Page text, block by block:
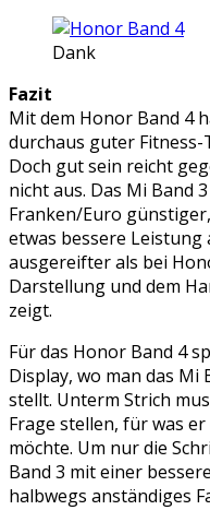
Dank
Fazit
Mit dem Honor Band 4
durchaus guter
Doch gut sein reicht
nicht aus. Das Mi Band
Franken/Euro
etwas bessere Leistung
ausgereifter als bei
Darstellung und dem
zeigt.
Für das Honor Band 4
Display, wo man das Mi
stellt. Unterm Strich
Frage stellen, für was
möchte. Um nur die
Band 3 mit einer
halbwegs anständiges